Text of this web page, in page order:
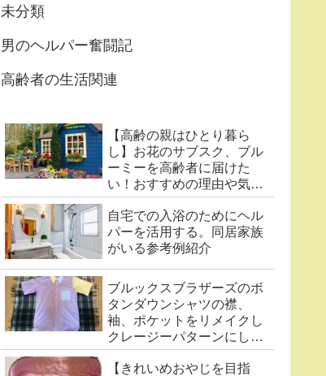
未分類
男のヘルパー奮闘記
高齢者の生活関連
【高齢の親はひとり暮ら
し】お花のサブスク、ブル
ーミーを高齢者に届けた
い！おすすめの理由や気に
なる点まとめ
自宅での入浴のためにヘル
パーを活用する。同居家族
がいる参考例紹介
ブルックスブラザーズのボ
タンダウンシャツの襟、
袖、ポケットをリメイクし
クレージーパターンにした
件
【きれいめおやじを目指